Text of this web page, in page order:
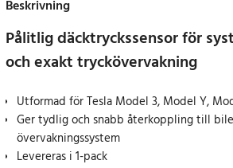
Beskrivning
Pålitlig däcktryckssensor för
och exakt tryckövervakning
Utformad för Tesla Model 3, Model Y,
Ger tydlig och snabb återkoppling till
övervakningssystem
Levereras i 1-pack